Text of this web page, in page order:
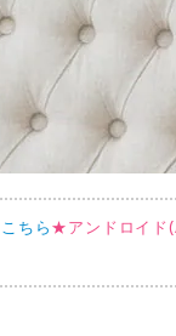
こちら★アンドロイ